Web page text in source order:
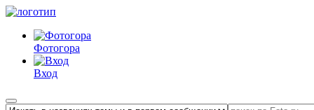
Фотогора
Вход